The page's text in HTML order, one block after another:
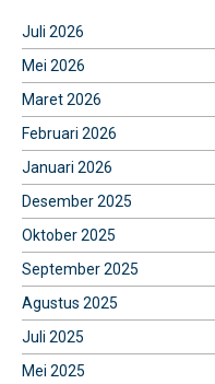
Juli 2026
Mei 2026
Maret 2026
Februari 2026
Januari 2026
Desember 2025
Oktober 2025
September 2025
Agustus 2025
Juli 2025
Mei 2025